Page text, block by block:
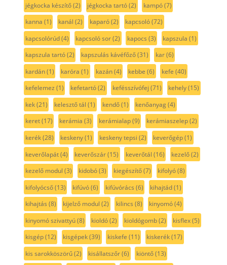
jégkocka készítő(2) jégkocka tartó(2) kampó(7)
kanna (1) kanál (2) kaparó(2) kapcsoló(72)
kapcsolórúd(4) kapcsoló sor(2) kapocs (3) kapszula (1)
kapszula tartó(2) kapszulás kávéfőző(31) kar(6)
kardán(1) karóra (1) kazán(4) kebbe (6) kefe (40)
kefelemez (1) kefetartó(2) kefésszívófej (71) kehely(15)
kek(21) kelesztő tál (1) kendő(1) kenőanyag(4)
keret(17) kerámia (3) kerámialap(9) kerámiaszelep(2)
kerék(28) keskeny(1) keskeny tepsi (2) keverőgép(1)
keverőlapát(4) keverőszár(15) keverőtál (16) kezelő(2)
kezelő modul (3) kidobó(3) kiegészítő(7) kifolyó(8)
kifolyócső(13) kifúvó(6) kifúvórács (6) kihajtád(1)
kihajtás (8) kijelző modul (2) kilincs (8) kinyomó(4)
kinyomó szivattyú(8) kioldó(2) kioldógomb(2) kisflex(5)
kisgép(12) kisgépek(39) kiskefe (11) kiskerék(17)
kis sarokköszörű(2) kisállatszőr(6) kiöntő(13)